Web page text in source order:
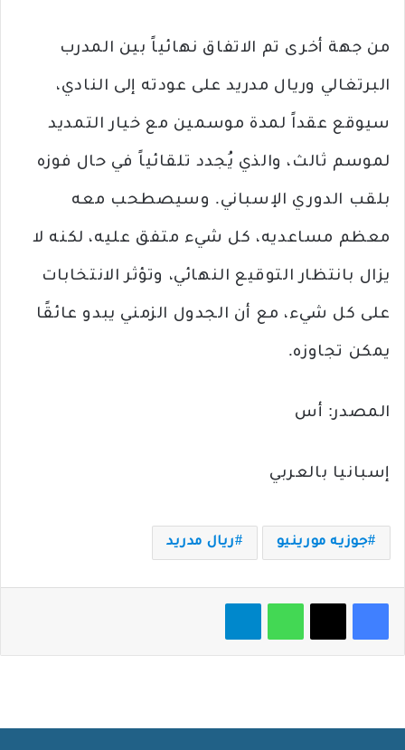
من جهة أخرى تم الاتفاق نهائياً بين المدرب
البرتغالي وريال مدريد على عودته إلى النادي،
سيوقع عقداً لمدة موسمين مع خيار التمديد
لموسم ثالث، والذي يُجدد تلقائياً في حال فوزه
بلقب الدوري الإسباني. وسيصطحب معه
معظم مساعديه، كل شيء متفق عليه، لكنه لا
يزال بانتظار التوقيع النهائي، وتؤثر الانتخابات
على كل شيء، مع أن الجدول الزمني يبدو عائقًا
يمكن تجاوزه.
المصدر: أس
إسبانيا بالعربي
جوزيه مورينيو ريال مدريد
فيسبوك‫X واتساب تيلقرام